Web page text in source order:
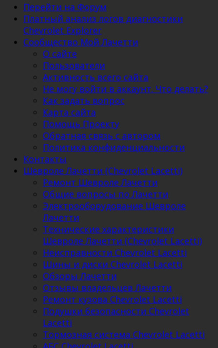
Перейти на Форум
Платный анализ логов диагностики
Chevrolet Explorer
Сообщество Мой Лачетти
О сайте
Пользователи
Активность всего сайта
Не могу войти в аккаунт. Что делать?
Как задать вопрос
Карта сайта
Помощь Проекту
Обратная связь с автором
Политика конфиденциальности
Контакты
Шевроле Лачетти (Chevrolet Lacetti)
Ремонт Шевроле Лачетти
Общие вопросы по Лачетти
Электрооборудование Шевроле
Лачетти
Технические характеристики
Шевроле Лачетти (Chevrolet Lacetti)
Неисправности Chevrolet Lacetti
Шины и диски Chevrolet Lacetti
Обзоры Лачетти
Отзывы владельцев Лачетти
Ремонт кузова Chevrolet Lacetti
Подушки безопасности Chevrolet
Lacetti
Тормозная система Chevrolet Lacetti